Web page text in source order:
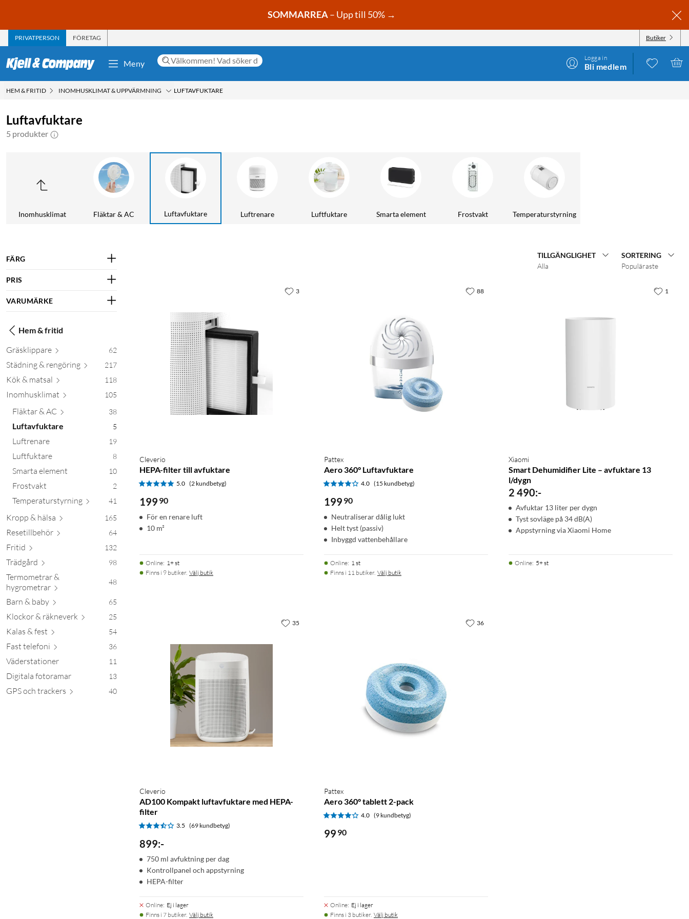
SOMMARREA– Upp till 50% →
PRIVATPERSON FÖRETAG Butiker
Meny
Logga in
Bli medlem
HEM & FRITID INOMHUSKLIMAT & UPPVÄRMNING LUFTAVFUKTARE
Luftavfuktare
5 produkter
Inomhusklimat Fläktar & AC Luftavfuktare Luftrenare Luftfuktare Smarta element Frostvakt Temperaturstyrning
FÄRG
PRIS
VARUMÄRKE
Hem & fritid
Gräsklippare 62
Städning & rengöring 217
Kök & matsal 118
Inomhusklimat 105
Fläktar & AC 38
Luftavfuktare 5
Luftrenare 19
Luftfuktare 8
Smarta element 10
Frostvakt 2
Temperaturstyrning 41
Kropp & hälsa 165
Resetillbehör 64
Fritid 132
Trädgård 98
Termometrar &
hygrometrar 48
Barn & baby 65
Klockor & räkneverk 25
Kalas & fest 54
Fast telefoni 36
Väderstationer 11
Digitala fotoramar 13
GPS och trackers 40
TILLGÄNGLIGHET
Alla
SORTERING
Populäraste
Cleverio
HEPA-filter till avfuktare
5.0 (2 kundbetyg)
199 90
För en renare luft
10 m²
Online: 1+ st
Finns i 9 butiker. Välj butik
3
Pattex
Aero 360° Luftavfuktare
4.0 (15 kundbetyg)
199 90
Neutraliserar dålig lukt
Helt tyst (passiv)
Inbyggd vattenbehållare
Online: 1 st
Finns i 11 butiker. Välj butik
88
Xiaomi
Smart Dehumidifier Lite – avfuktare 13
l/dygn
2 490:-
Avfuktar 13 liter per dygn
Tyst sovläge på 34 dB(A)
Appstyrning via Xiaomi Home
Online: 5+ st
1
Cleverio
AD100 Kompakt luftavfuktare med HEPA-
filter
3.5 (69 kundbetyg)
899:-
750 ml avfuktning per dag
Kontrollpanel och appstyrning
HEPA-filter
Online: Ej i lager
Finns i 7 butiker. Välj butik
35
Pattex
Aero 360° tablett 2-pack
4.0 (9 kundbetyg)
99 90
Online: Ej i lager
Finns i 3 butiker. Välj butik
36